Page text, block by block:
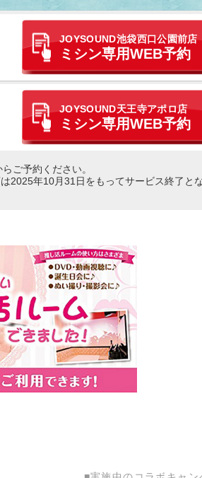
JOYSOUND池袋西口公園前店
ミシン専用WEB予約
JOYSOUND天王寺アポロ店
ミシン専用WEB予約
ご予約ください。
2025年10月31日をもってサービス終了と